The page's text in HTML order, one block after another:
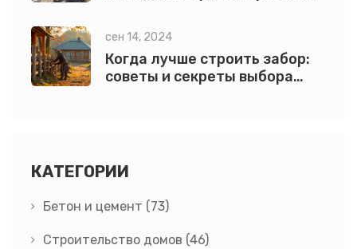
сен 14, 2024
Когда лучше строить забор:
советы и секреты выбора
КАТЕГОРИИ
Бетон и цемент (73)
Строительство домов (46)